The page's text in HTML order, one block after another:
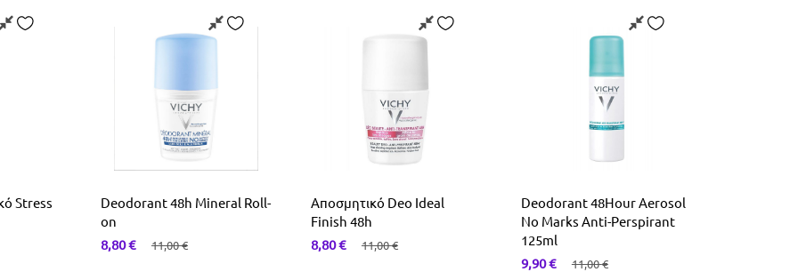
Stress
Deodorant 48h Mineral Roll-
on
8,80€ 11,00€
Αποσμητικό Deo Ideal
Finish 48h
8,80€ 11,00€
Deodorant 48Hour Aerosol
No Marks Anti-Perspirant
125ml
9,90€ 11,00€